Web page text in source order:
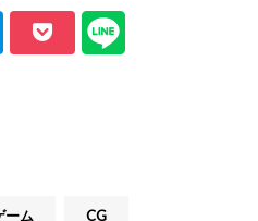
ーム CG